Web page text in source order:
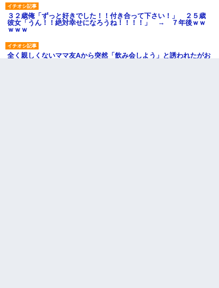
３２歳俺「ずっと好きでした！！付き合って下さい！」 ２５歳
彼女「うん！！絶対幸せになろうね！！！！」 → ７年後ｗｗ
ｗｗｗ
全く親しくないママ友Aから突然「飲み会しよう」と誘われたがお